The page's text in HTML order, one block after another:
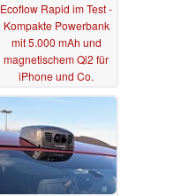
Ecoflow Rapid im Test -
Kompakte Powerbank
mit 5.000 mAh und
magnetischem Qi2 für
iPhone und Co.
27.04.2025